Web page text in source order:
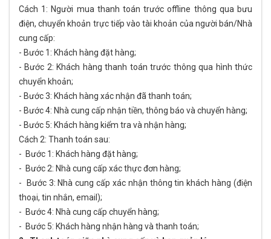
Cách 1: Người mua thanh toán trước offline thông qua bưu
điện, chuyển khoản trực tiếp vào tài khoản của người bán/Nhà
cung cấp:
- Bước 1: Khách hàng đặt hàng;
- Bước 2: Khách hàng thanh toán trước thông qua hình thức
chuyển khoản;
- Bước 3: Khách hàng xác nhận đã thanh toán;
- Bước 4: Nhà cung cấp nhận tiền, thông báo và chuyển hàng;
- Bước 5: Khách hàng kiểm tra và nhận hàng;
Cách 2: Thanh toán sau:
- Bước 1: Khách hàng đặt hàng;
- Bước 2: Nhà cung cấp xác thực đơn hàng;
- Bước 3: Nhà cung cấp xác nhận thông tin khách hàng (điện
thoại, tin nhắn, email);
- Bước 4: Nhà cung cấp chuyển hàng;
- Bước 5: Khách hàng nhận hàng và thanh toán;